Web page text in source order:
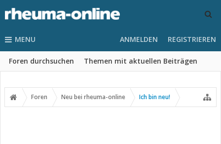
MENU
Foren durchsuchen Themen mit aktuellen Beiträgen
ANMELDEN REGISTRIEREN
Foren Neu bei rheuma-online Ich bin neu!